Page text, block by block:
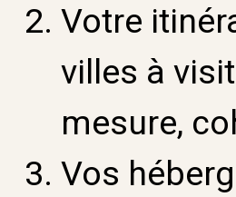
Votre
villes à
mesure,
Vos